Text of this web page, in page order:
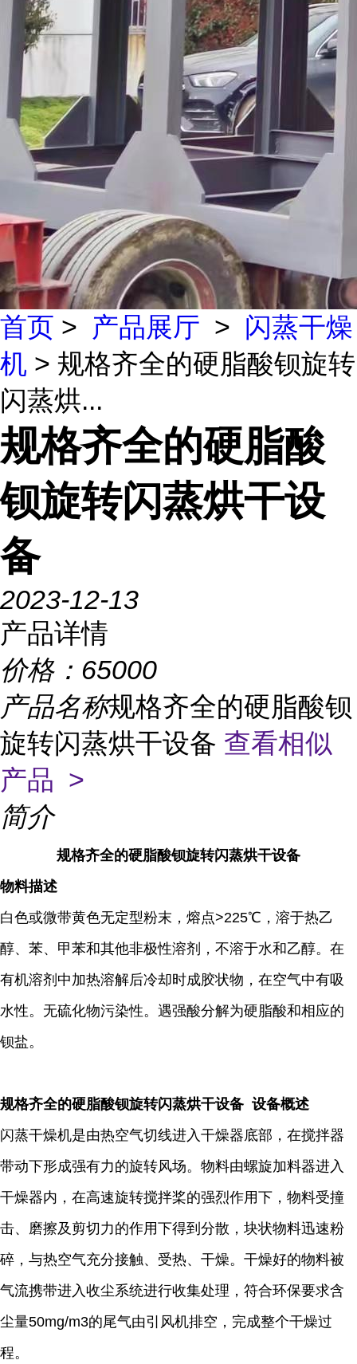
首页 > 产品展厅 > 闪蒸干燥
机 > 规格齐全的硬脂酸钡旋转
闪蒸烘...
规格齐全的硬脂酸
钡旋转闪蒸烘干设
备
2023-12-13
产品详情
价格： 65000
产品名称规格齐全的硬脂酸钡
旋转闪蒸烘干设备 查看相似
产品 >
简介
规格齐全的硬脂酸钡旋转闪蒸烘干设备
物料描述
白色或微带黄色无定型粉末，熔点>225℃，溶于热乙
醇、苯、甲苯和其他非极性溶剂，不溶于水和乙醇。在
有机溶剂中加热溶解后冷却时成胶状物，在空气中有吸
水性。无硫化物污染性。遇强酸分解为硬脂酸和相应的
钡盐。
规格齐全的硬脂酸钡旋转闪蒸烘干设备 设备概述
闪蒸干燥机是由热空气切线进入干燥器底部，在搅拌器
带动下形成强有力的旋转风场。物料由螺旋加料器进入
干燥器内，在高速旋转搅拌桨的强烈作用下，物料受撞
击、磨擦及剪切力的作用下得到分散，块状物料迅速粉
碎，与热空气充分接触、受热、干燥。干燥好的物料被
气流携带进入收尘系统进行收集处理，符合环保要求含
尘量50mg/m3的尾气由引风机排空，完成整个干燥过
程。